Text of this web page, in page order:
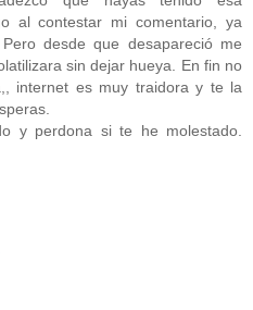
al contestar mi comentario, ya
desde que desapareció me
sin dejar hueya. En fin no
internet es muy traidora y te la
y perdona si te he molestado.